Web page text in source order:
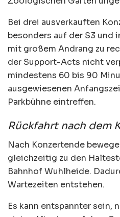
Bei drei ausverkauften
besonders auf der S3 und
mit großem Andrang zu
der Support-Acts nicht
mindestens 60 bis 90
ausgewiesenen
Parkbühne eintreffen.
Rückfahrt nach dem
Nach Konzertende
gleichzeitig zu den
Bahnhof Wuhlheide.
Wartezeiten entstehen.
Es kann entspannter sein,